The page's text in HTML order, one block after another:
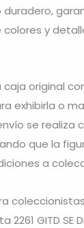
duradero,
y
caja original
exhibirla o
se realiza
que la
a
2261 GITD SE